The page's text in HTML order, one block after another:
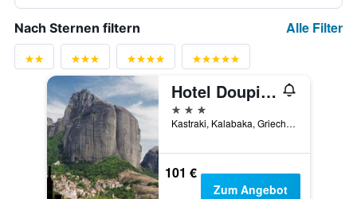
Nach Sternen filtern Alle Filter
Hotel Doupiani House
3 Sterne
Kastraki, Kalabaka, Griechenland
101 €
Zum Angebot